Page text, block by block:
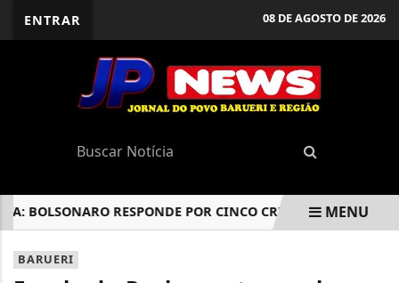
ENTRAR 08 DE AGOSTO DE 2026
RESPONDE POR CINCO CRIMES; PENAS
EM ALTA
MENU
BARUERI